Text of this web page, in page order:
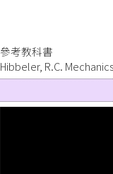
參考教科書
Hibbeler, R.C.